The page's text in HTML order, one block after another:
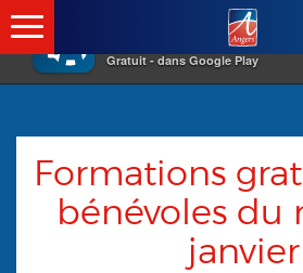
×
Gratuit - dans Google Play
Formations
bénévoles du
janvier